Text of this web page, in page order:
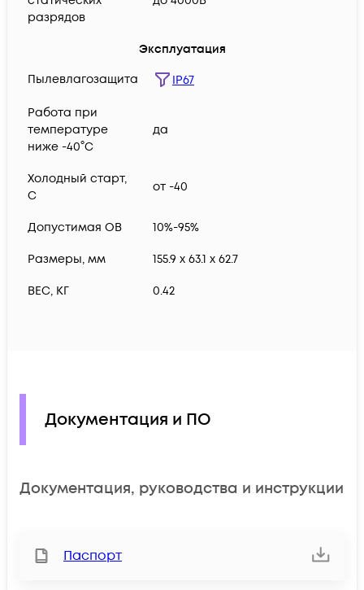
разрядов
Эксплуатация
Пылевлагозащита
IP67
Работа при
температуре
ниже -40°C
да
Холодный старт,
C
от -40
Допустимая ОВ 10%-95%
Размеры, мм 155.9 x 63.1 x 62.7
ВЕС, КГ 0.42
Документация и ПО
Документация, руководства и инструкции
Паспорт